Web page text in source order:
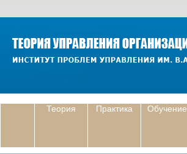
Теория Практика Обучение